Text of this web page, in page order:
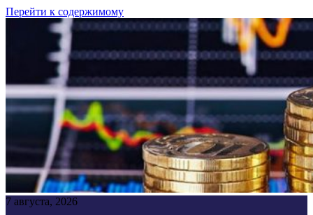
Перейти к содержимому
7 августа, 2026